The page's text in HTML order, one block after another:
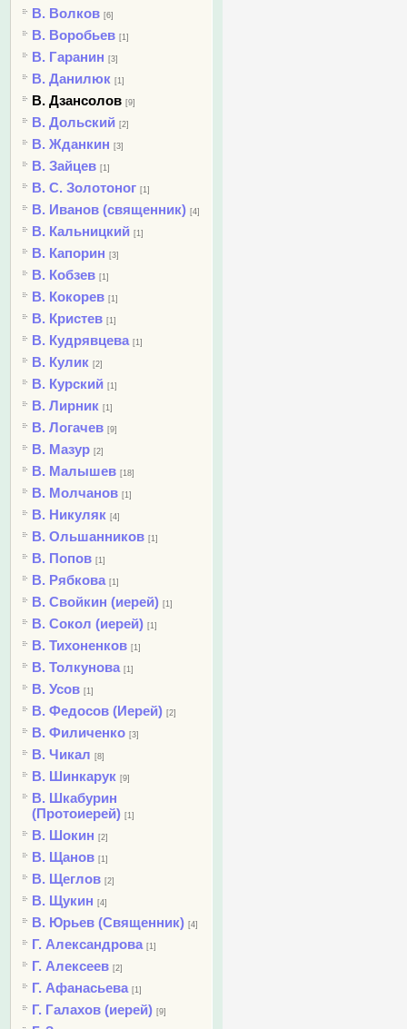
В. Волков [6]
В. Воробьев [1]
В. Гаранин [3]
В. Данилюк [1]
В. Дзансолов [9]
В. Дольский [2]
В. Жданкин [3]
В. Зайцев [1]
В. С. Золотоног [1]
В. Иванов (священник) [4]
В. Кальницкий [1]
В. Капорин [3]
В. Кобзев [1]
В. Кокорев [1]
В. Кристев [1]
В. Кудрявцева [1]
В. Кулик [2]
В. Курский [1]
В. Лирник [1]
В. Логачев [9]
В. Мазур [2]
В. Малышев [18]
В. Молчанов [1]
В. Никуляк [4]
В. Ольшанников [1]
В. Попов [1]
В. Рябкова [1]
В. Свойкин (иерей) [1]
В. Сокол (иерей) [1]
В. Тихоненков [1]
В. Толкунова [1]
В. Усов [1]
В. Федосов (Иерей) [2]
В. Филиченко [3]
В. Чикал [8]
В. Шинкарук [9]
В. Шкабурин
(Протоиерей) [1]
В. Шокин [2]
В. Щанов [1]
В. Щеглов [2]
В. Щукин [4]
В. Юрьев (Священник) [4]
Г. Александрова [1]
Г. Алексеев [2]
Г. Афанасьева [1]
Г. Галахов (иерей) [9]